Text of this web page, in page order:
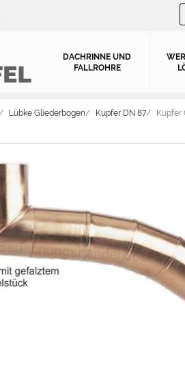
DACHRINNE UND
FALLROHRE
Lübke Gliederbogen Kupfer DN 87 Kupfer